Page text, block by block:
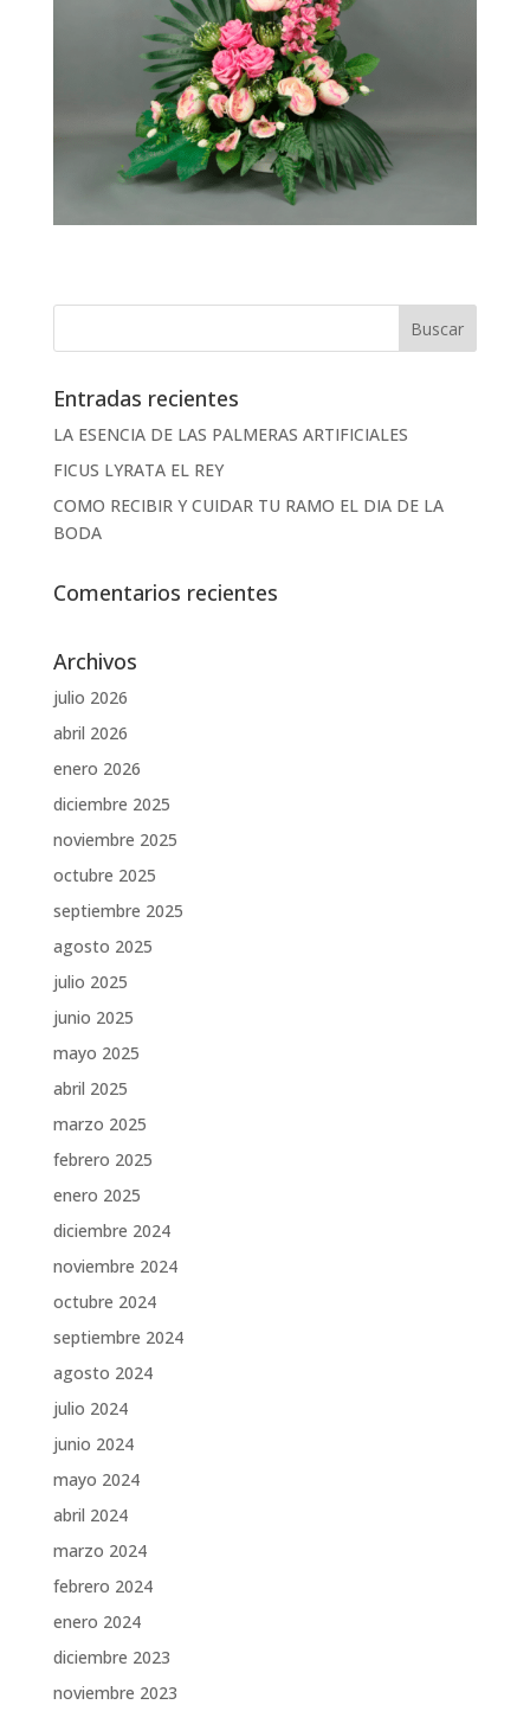
Entradas recientes
LA ESENCIA DE LAS PALMERAS ARTIFICIALES
FICUS LYRATA EL REY
COMO RECIBIR Y CUIDAR TU RAMO EL DIA DE LA
BODA
Comentarios recientes
Archivos
julio 2026
abril 2026
enero 2026
diciembre 2025
noviembre 2025
octubre 2025
septiembre 2025
agosto 2025
julio 2025
junio 2025
mayo 2025
abril 2025
marzo 2025
febrero 2025
enero 2025
diciembre 2024
noviembre 2024
octubre 2024
septiembre 2024
agosto 2024
julio 2024
junio 2024
mayo 2024
abril 2024
marzo 2024
febrero 2024
enero 2024
diciembre 2023
noviembre 2023